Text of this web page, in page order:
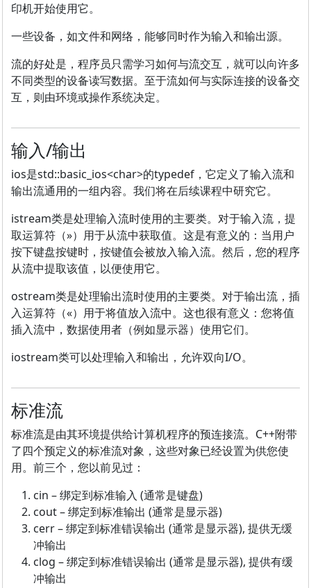
印机开始使用它。
一些设备，如文件和网络，能够同时作为输入和输出源。
流的好处是，程序员只需学习如何与流交互，就可以向许多
不同类型的设备读写数据。至于流如何与实际连接的设备交
互，则由环境或操作系统决定。
输入/输出
ios是std::basic_ios<char>的typedef，它定义了输入流和
输出流通用的一组内容。我们将在后续课程中研究它。
istream类是处理输入流时使用的主要类。对于输入流，提
取运算符（»）用于从流中获取值。这是有意义的：当用户
按下键盘按键时，按键值会被放入输入流。然后，您的程序
从流中提取该值，以便使用它。
ostream类是处理输出流时使用的主要类。对于输出流，插
入运算符（«）用于将值放入流中。这也很有意义：您将值
插入流中，数据使用者（例如显示器）使用它们。
iostream类可以处理输入和输出，允许双向I/O。
标准流
标准流是由其环境提供给计算机程序的预连接流。C++附带
了四个预定义的标准流对象，这些对象已经设置为供您使
用。前三个，您以前见过：
cin – 绑定到标准输入 (通常是键盘)
cout – 绑定到标准输出 (通常是显示器)
cerr – 绑定到标准错误输出 (通常是显示器), 提供无缓
冲输出
clog – 绑定到标准错误输出 (通常是显示器), 提供有缓
冲输出